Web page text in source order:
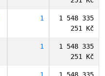
1
1 548 335
251 Kč
1
1 548 335
251 Kč